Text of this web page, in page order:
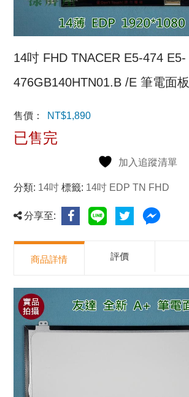
14吋 FHD TNACER E5-474 E5-
476GB140HTN01.B /E 筆電面板
售價： NT$1,890
已售完
加入追蹤清單
分類: 14吋 標籤: 14吋 EDP TN FHD
分享至:
商品詳情 評價